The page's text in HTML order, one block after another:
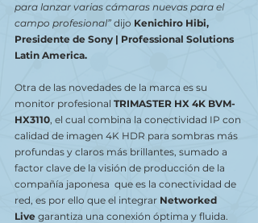
para lanzar varias cámaras nuevas para el
campo profesional” dijo Kenichiro Hibi,
Presidente de Sony | Professional Solutions
Latin America.
Otra de las novedades de la marca es su
monitor profesional TRIMASTER HX 4K BVM-
HX3110, el cual combina la conectividad IP con
calidad de imagen 4K HDR para sombras más
profundas y claros más brillantes, sumado a
factor clave de la visión de producción de la
compañía japonesa  que es la conectividad de
red, es por ello que el integrar Networked
Live garantiza una conexión óptima y fluida.